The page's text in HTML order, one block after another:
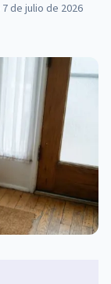
7 de julio de 2026